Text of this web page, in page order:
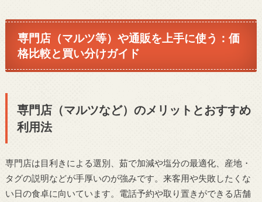
専門店（マルツ等）や通販を上手に使う：価
格比較と買い分けガイド
専門店（マルツなど）のメリットとおすすめ
利用法
専門店は目利きによる選別、茹で加減や塩分の最適化、産地・
タグの説明などが手厚いのが強みです。来客用や失敗したくな
い日の食卓に向いています。電話予約や取り置きができる店舗